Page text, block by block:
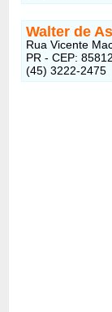
Walter de
Rua Vicente
PR - CEP:
(45) 3222-2475